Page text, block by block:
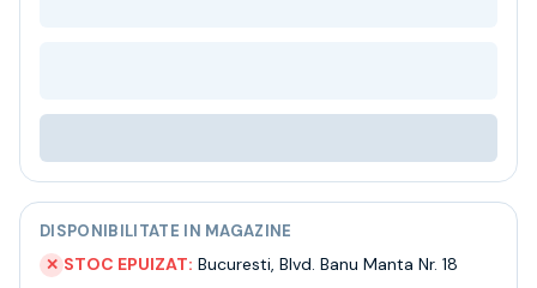
Contact
Livrare
Termeni si conditii
Politica de confidentialitate
Intrebari frecvente
DISPONIBILITATE IN MAGAZINE
✕ STOC EPUIZAT: Bucuresti, Blvd. Banu Manta Nr. 18